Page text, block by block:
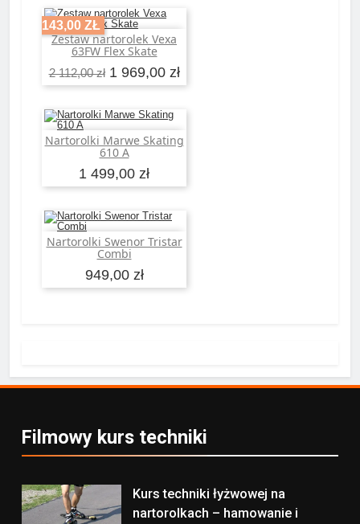
-143,00 ZŁ
Zestaw nartorolek Vexa
63FW Flex Skate
2 112,00 zł 1 969,00 zł
Dodaj do koszyka
Nartorolki Marwe Skating
610 A
1 499,00 zł
Dodaj do koszyka
Nartorolki Swenor Tristar
Combi
949,00 zł
Dodaj do koszyka
Filmowy kurs techniki
Kurs techniki łyżwowej na
nartorolkach – hamowanie i